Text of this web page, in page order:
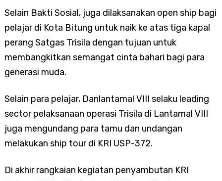
Selain Bakti Sosial, juga dilaksanakan open ship bagi
pelajar di Kota Bitung untuk naik ke atas tiga kapal
perang Satgas Trisila dengan tujuan untuk
membangkitkan semangat cinta bahari bagi para
generasi muda.
Selain para pelajar, Danlantamal VIII selaku leading
sector pelaksanaan operasi Trisila di Lantamal VIII
juga mengundang para tamu dan undangan
melakukan ship tour di KRI USP-372.
Di akhir rangkaian kegiatan penyambutan KRI